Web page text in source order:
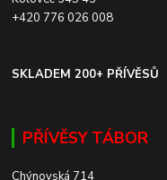
+420 776 026 008
SKLADEM 200+ PŘÍVĚSŮ
PŘÍVĚSY TÁBOR
Chýnovská 714